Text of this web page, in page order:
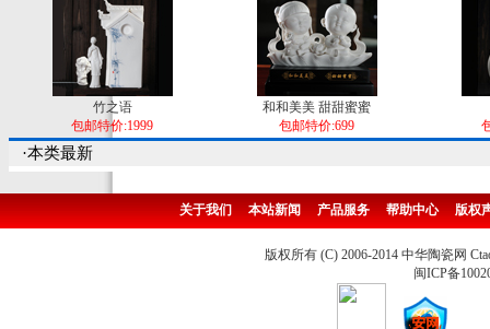
竹之语
包邮特价:1999
和和美美 甜甜蜜蜜
包邮特价:699
·本类最新
关于我们 本站新闻 产品服务 帮助中心 版权
版权所有 (C) 2006-2014 中华陶瓷网
闽ICP备